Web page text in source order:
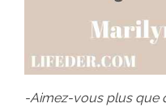
-Aimez-vous plus que